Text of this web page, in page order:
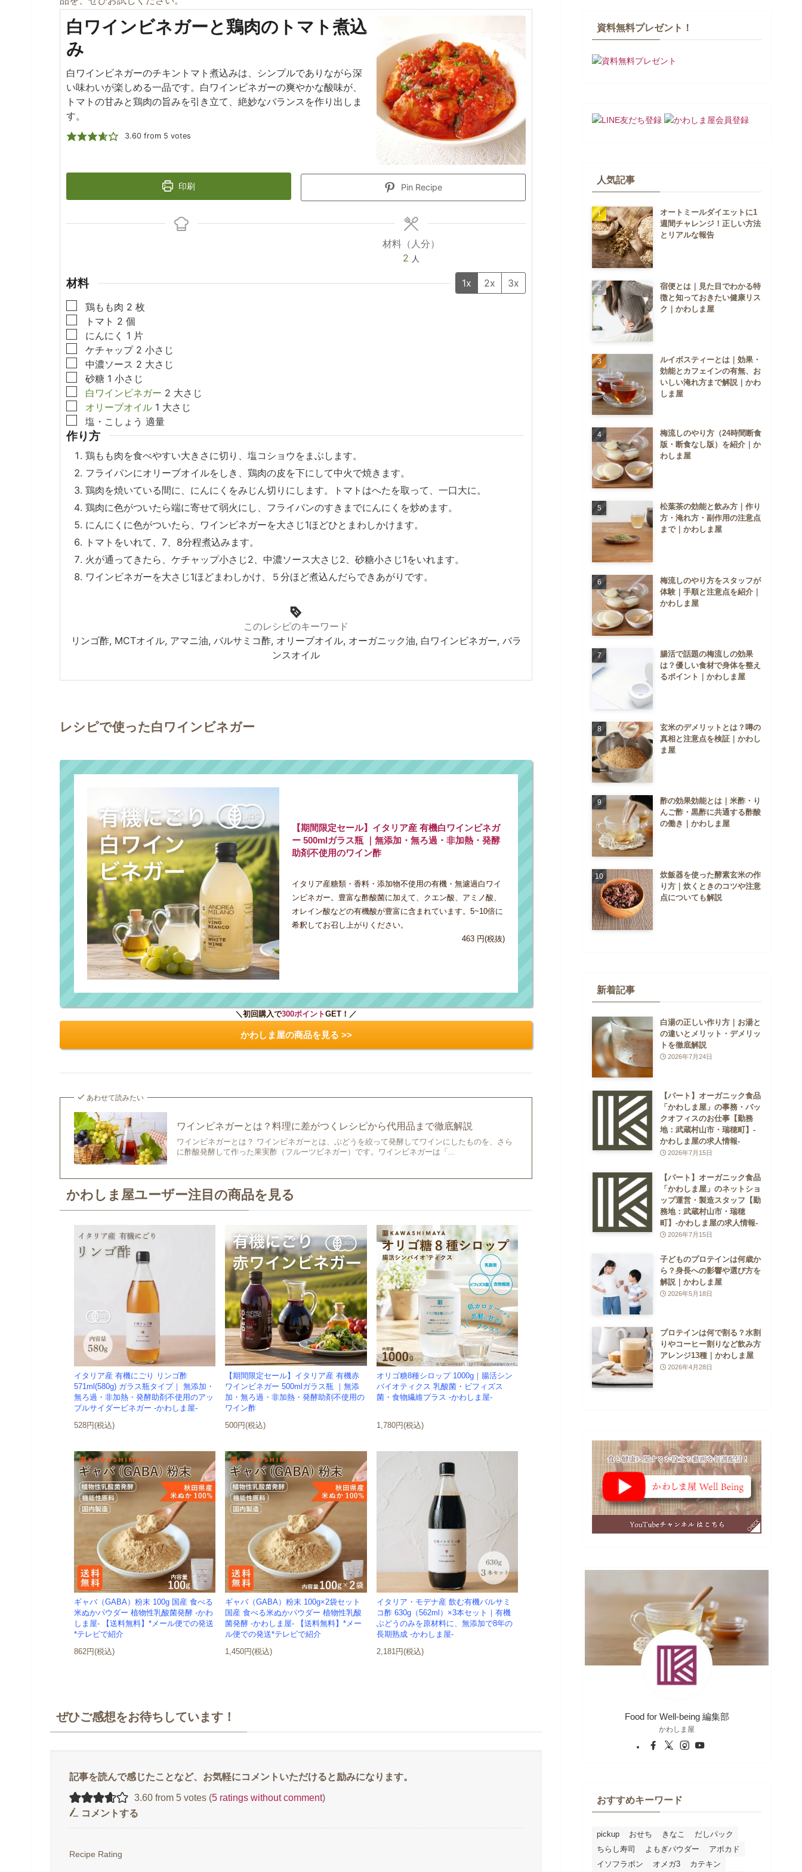
白ワインビネガーと鶏肉のトマト煮込
み
白ワインビネガーのチキントマト煮込みは、シンプルでありながら深
い味わいが楽しめる一品です。白ワインビネガーの爽やかな酸味が、
トマトの甘みと鶏肉の旨みを引き立て、絶妙なバランスを作り出しま
す。
3.60from 5 votes
印刷 Pin Recipe
材料（人分）
2 人
材料 1x 2x
3x
▢
鶏もも肉 2 枚
▢トマト 2 個
▢
にんにく 1 片
▢
ケチャップ 2 小さじ
▢
中濃ソース 2 大さじ
▢
砂糖 1 小さじ
▢
白ワインビネガー 2 大さじ
▢
オリーブオイル 1 大さじ
▢
塩・こしょう 適量
作り方
鶏もも肉を食べやすい大きさに切り、塩コショウをまぶします。
フライパンにオリーブオイルをしき、鶏肉の皮を下にして中火で焼きます。
鶏肉を焼いている間に、にんにくをみじん切りにします。トマトはへたを取って、一口大に。
鶏肉に色がついたら端に寄せて弱火にし、フライパンのすきまでにんにくを炒めます。
にんにくに色がついたら、ワインビネガーを大さじ1ほどひとまわしかけます。
トマトをいれて、7、8分程煮込みます。
火が通ってきたら、ケチャップ小さじ2、中濃ソース大さじ2、砂糖小さじ1をいれます。
ワインビネガーを大さじ1ほどまわしかけ、５分ほど煮込んだらできあがりです。
このレシピのキーワード
リンゴ酢, MCTオイル, アマニ油, バルサミコ酢, オリーブオイル, オーガニック油, 白ワインビネガー, バラ
ンスオイル
レシピで使った白ワインビネガー
【期間限定セール】イタリア産 有機白ワインビネガ
ー 500mlガラス瓶 ｜無添加・無ろ過・非加熱・発酵
助剤不使用のワイン酢
イタリア産糖類・香料・添加物不使用の有機・無濾過白ワイ
ンビネガー。豊富な酢酸菌に加えて、クエン酸、アミノ酸、
オレイン酸などの有機酸が豊富に含まれています。5~10倍に
希釈してお召し上がりください。
463 円(税抜)
＼初回購入で300ポイントGET！／
かわしま屋の商品を見る >>
あわせて読みたい
ワインビネガーとは？料理に差がつくレシピから代用品まで徹底解説
ワインビネガーとは？ ワインビネガーとは、ぶどうを絞って発酵してワインにしたものを、さら
に酢酸発酵して作った果実酢（フルーツビネガー）です。ワインビネガーは「...
かわしま屋ユーザー注目の商品を見る
イタリア産 有機にごり リンゴ酢
571ml(580g) ガラス瓶タイプ｜ 無添加・
無ろ過・非加熱・発酵助剤不使用のアッ
プルサイダービネガー -かわしま屋-
528円(税込)
【期間限定セール】イタリア産 有機赤
ワインビネガー 500mlガラス瓶 ｜無添
加・無ろ過・非加熱・発酵助剤不使用の
ワイン酢
500円(税込)
オリゴ糖8種シロップ 1000g｜腸活シン
バイオティクス 乳酸菌・ビフィズス
菌・食物繊維プラス -かわしま屋-
1,780円(税込)
ギャバ（GABA）粉末 100g 国産 食べる
米ぬかパウダー 植物性乳酸菌発酵 -かわ
しま屋- 【送料無料】*メール便での発送
*テレビで紹介
862円(税込)
ギャバ（GABA）粉末 100g×2袋セット
国産 食べる米ぬかパウダー 植物性乳酸
菌発酵 -かわしま屋- 【送料無料】*メー
ル便での発送*テレビで紹介
1,450円(税込)
イタリア・モデナ産 飲む有機バルサミ
コ酢 630g（562ml）×3本セット｜有機
ぶどうのみを原材料に、無添加で8年の
長期熟成 -かわしま屋-
2,181円(税込)
ぜひご感想をお待ちしています！
3.60 from 5 votes (5 ratings without comment)
コメントする
Recipe Rating
資料無料プレゼント！
人気記事
オートミールダイエットに1
週間チャレンジ！正しい方法
とリアルな報告
宿便とは｜見た目でわかる特
徴と知っておきたい健康リス
ク｜かわしま屋
ルイボスティーとは｜効果・
効能とカフェインの有無、お
いしい淹れ方まで解説｜かわ
しま屋
梅流しのやり方（24時間断食
版・断食なし版）を紹介｜か
わしま屋
松葉茶の効能と飲み方｜作り
方・淹れ方・副作用の注意点
まで｜かわしま屋
梅流しのやり方をスタッフが
体験｜手順と注意点を紹介｜
かわしま屋
腸活で話題の梅流しの効果
は？優しい食材で身体を整え
るポイント｜かわしま屋
玄米のデメリットとは？噂の
真相と注意点を検証｜かわし
ま屋
酢の効果効能とは｜米酢・り
んご酢・黒酢に共通する酢酸
の働き｜かわしま屋
炊飯器を使った酵素玄米の作
り方｜炊くときのコツや注意
点についても解説
新着記事
白湯の正しい作り方｜お湯と
の違いとメリット・デメリッ
トを徹底解説
2026年7月24日
【パート】オーガニック食品
「かわしま屋」の事務・バッ
クオフィスのお仕事【勤務
地：武蔵村山市・瑞穂町】-
かわしま屋の求人情報-
2026年7月15日
【パート】オーガニック食品
「かわしま屋」のネットショ
ップ運営・製造スタッフ【勤
務地：武蔵村山市・瑞穂
町】-かわしま屋の求人情報-
2026年7月15日
子どものプロテインは何歳か
ら？身長への影響や選び方を
解説｜かわしま屋
2026年5月18日
プロテインは何で割る？水割
りやコーヒー割りなど飲み方
アレンジ13種｜かわしま屋
2026年4月28日
Food for Well-being 編集部
かわしま屋
おすすめキーワード
pickup おせち きなこ
だしパック
ちらし寿司
よもぎパウダー
アボカド
イソフラボン
オメガ3 カテキン